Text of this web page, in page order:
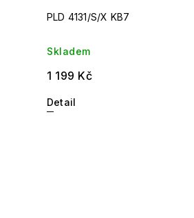
PLD 4131/S/X KB7
Skladem
1 199 Kč
Detail